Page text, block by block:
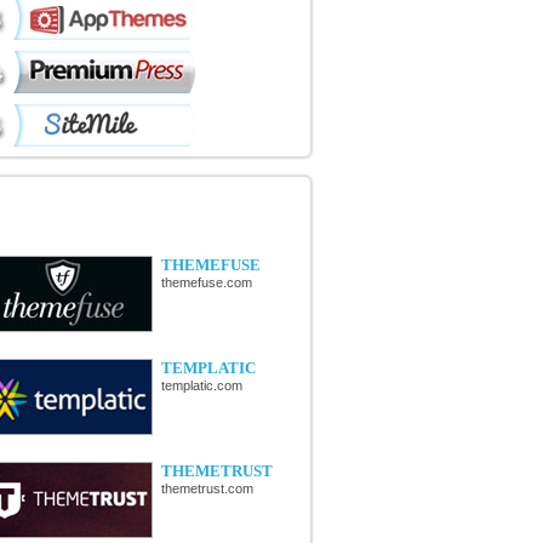
THEMEFUSE
themefuse.com
TEMPLATIC
templatic.com
THEMETRUST
themetrust.com